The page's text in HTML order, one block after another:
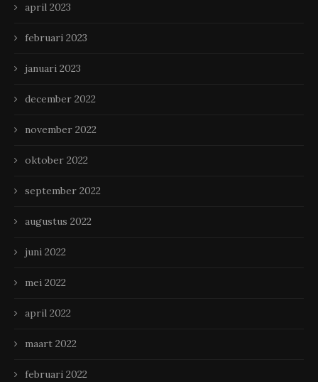
april 2023
februari 2023
januari 2023
december 2022
november 2022
oktober 2022
september 2022
augustus 2022
juni 2022
mei 2022
april 2022
maart 2022
februari 2022